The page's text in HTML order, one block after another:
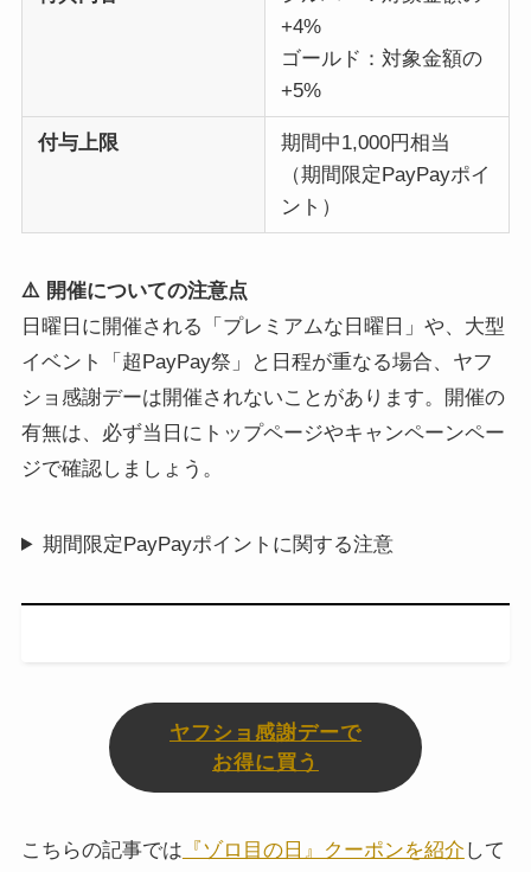
+4%
ゴールド：対象金額の
+5%
付与上限
期間中1,000円相当
（期間限定PayPayポイ
ント）
⚠️ 開催についての注意点
日曜日に開催される「プレミアムな日曜日」や、大型
イベント「超PayPay祭」と日程が重なる場合、ヤフ
ショ感謝デーは開催されないことがあります。開催の
有無は、必ず当日にトップページやキャンペーンペー
ジで確認しましょう。
期間限定PayPayポイントに関する注意
ヤフショ感謝デーで
お得に買う
こちらの記事では 『ゾロ目の日』クーポンを紹介 して